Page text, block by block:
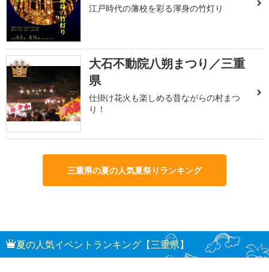
江戸時代の藩校を彩る渾身の竹灯り
3
大石不動院八朔まつり／三重
県
仕掛け花火も楽しめる昔ながらの村まつ
り！
三重県の夏の人気夏祭りランキング
夏の人気イベントランキング【三重県】